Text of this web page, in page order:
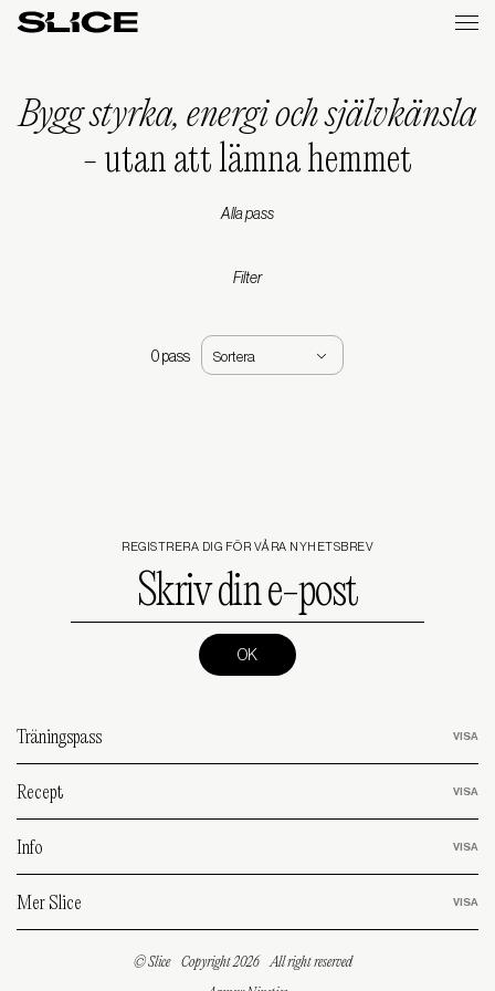
Slice
Bygg styrka, energi och självkänsla
- utan att lämna hemmet
Alla pass
Filter
0 pass
Träningspass
Recept
Info
Mer Slice
REGISTRERA DIG FÖR VÅRA NYHETSBREV
din
e-
post
© Slice Copyright 2026
All right reserved